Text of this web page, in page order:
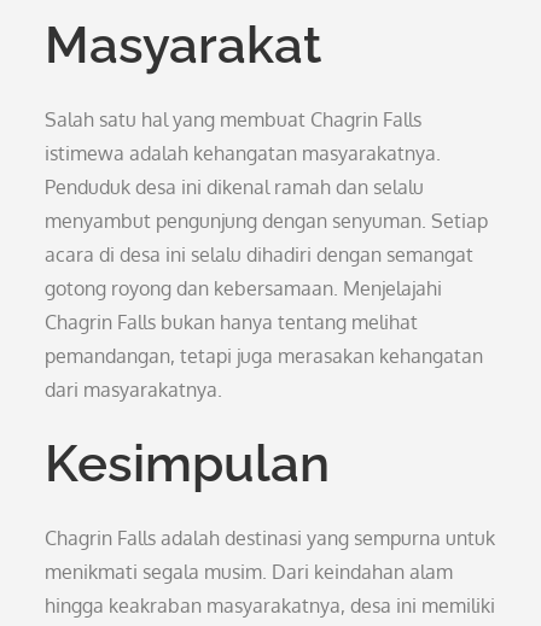
Masyarakat
Salah satu hal yang membuat Chagrin Falls
istimewa adalah kehangatan masyarakatnya.
Penduduk desa ini dikenal ramah dan selalu
menyambut pengunjung dengan senyuman. Setiap
acara di desa ini selalu dihadiri dengan semangat
gotong royong dan kebersamaan. Menjelajahi
Chagrin Falls bukan hanya tentang melihat
pemandangan, tetapi juga merasakan kehangatan
dari masyarakatnya.
Kesimpulan
Chagrin Falls adalah destinasi yang sempurna untuk
menikmati segala musim. Dari keindahan alam
hingga keakraban masyarakatnya, desa ini memiliki